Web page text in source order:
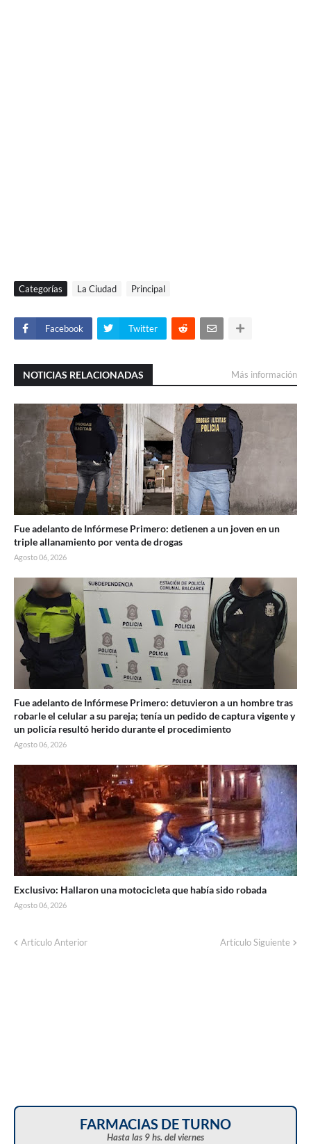
Categorías La Ciudad Principal
Facebook Twitter
NOTICIAS RELACIONADAS Más información
Fue adelanto de Infórmese Primero: detienen a un joven en un
triple allanamiento por venta de drogas
Agosto 06, 2026
Fue adelanto de Infórmese Primero: detuvieron a un hombre tras
robarle el celular a su pareja; tenía un pedido de captura vigente y
un policía resultó herido durante el procedimiento
Agosto 06, 2026
Exclusivo: Hallaron una motocicleta que había sido robada
Agosto 06, 2026
Artículo Anterior Artículo Siguiente
FARMACIAS DE TURNO
Hasta las 9 hs. del viernes